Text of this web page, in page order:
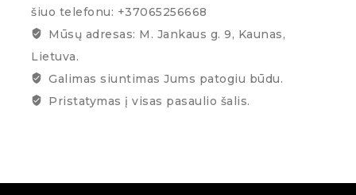
šiuo telefonu: +37065256668
Mūsų adresas: M. Jankaus g. 9, Kaunas,
Lietuva.
Galimas siuntimas Jums patogiu būdu.
Pristatymas į visas pasaulio šalis.